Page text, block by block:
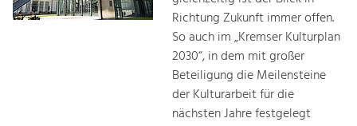
Richtung Zukunft immer offen.
So auch im „Kremser Kulturplan
2030“, in dem mit großer
Beteiligung die Meilensteine
der Kulturarbeit für die
nächsten Jahre festgelegt